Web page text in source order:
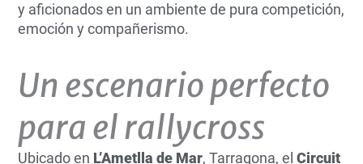
y aficionados en un ambiente de pura competición,
emoción y compañerismo.
Un escenario perfecto
para el rallycross
Ubicado en L’Ametlla de Mar, Tarragona, elCircuit